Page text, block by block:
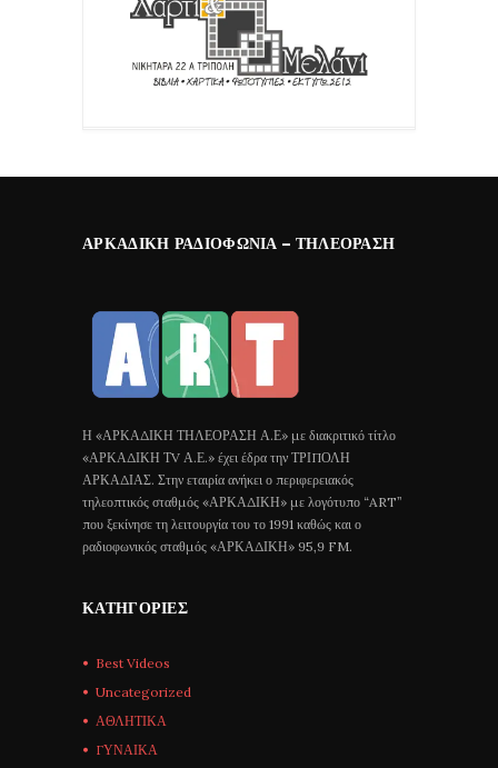
ΑΡΚΑΔΙΚΉ ΡΑΔΙΟΦΩΝΊΑ – ΤΗΛΕΌΡΑΣΗ
Η «ΑΡΚΑΔΙΚΗ ΤΗΛΕΟΡΑΣΗ Α.Ε» με διακριτικό τίτλο
«ΑΡΚΑΔΙΚΗ ΤV Α.Ε.» έχει έδρα την ΤΡΙΠΟΛΗ
ΑΡΚΑΔΙΑΣ. Στην εταιρία ανήκει ο περιφερειακός
τηλεοπτικός σταθμός «ΑΡΚΑΔΙΚΗ» με λογότυπο “ART”
που ξεκίνησε τη λειτουργία του το 1991 καθώς και ο
ραδιοφωνικός σταθμός «ΑΡΚΑΔΙΚΗ» 95,9 FM.
ΚΑΤΗΓΟΡΊΕΣ
Best Videos
Uncategorized
ΑΘΛΗΤΙΚΑ
ΓΥΝΑΙΚΑ